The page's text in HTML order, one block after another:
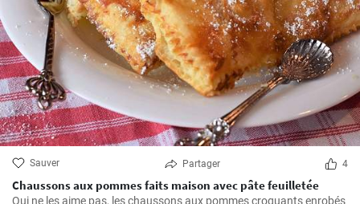
Sauver Partager 4
Chaussons aux pommes faits maison avec pâte feuilletée
Qui ne les aime pas, les chaussons aux pommes croquants enrobés